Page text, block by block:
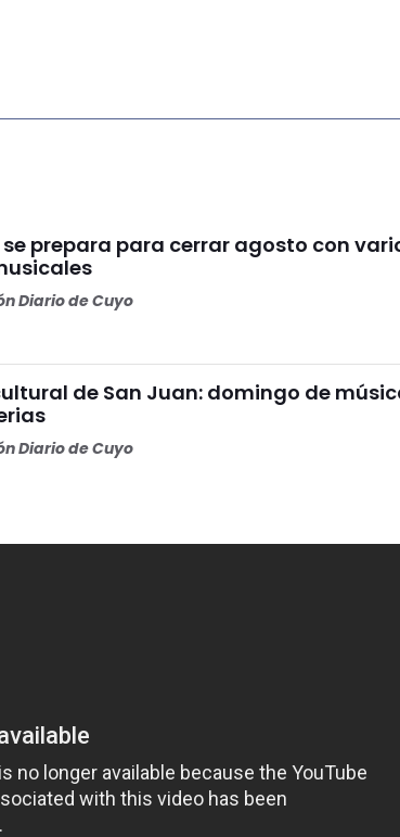
se prepara para cerrar agosto con
Diario de Cuyo
de San Juan: domingo de
Diario de Cuyo